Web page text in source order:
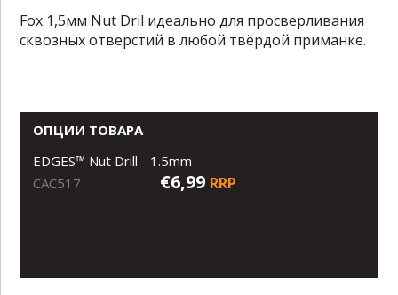
Fox 1,5мм Nut Dril идеально для просверливания
сквозных отверстий в любой твёрдой приманке.
ОПЦИИ ТОВАРА
EDGES™ Nut Drill - 1.5mm
CAC517
€6,99 RRP